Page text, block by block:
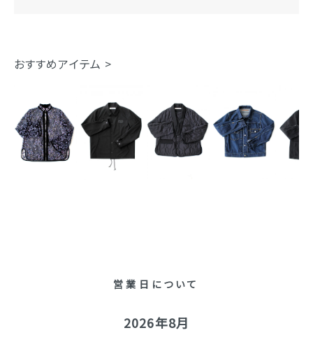
おすすめアイテム >
営業日について
2026年8月